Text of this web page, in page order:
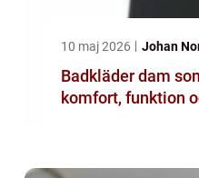
10 maj 2026 Johan
Badkläder dam
komfort, funktion